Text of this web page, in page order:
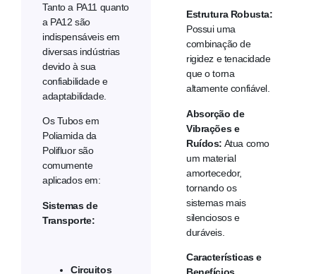
Tanto a PA11 quanto
a PA12 são
indispensáveis em
diversas indústrias
devido à sua
confiabilidade e
adaptabilidade.
Os Tubos em
Poliamida da
Polifluor são
comumente
aplicados em:
Sistemas de
Transporte:
Circuitos
Estrutura Robusta:
Possui uma
combinação de
rigidez e tenacidade
que o torna
altamente confiável.
Absorção de
Vibrações e
Ruídos: Atua como
um material
amortecedor,
tornando os
sistemas mais
silenciosos e
duráveis.
Características e